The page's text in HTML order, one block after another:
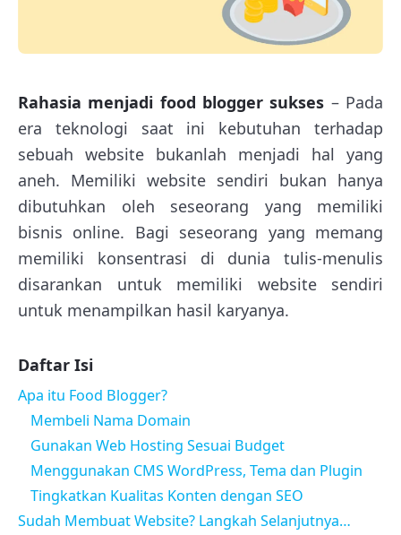
Rahasia menjadi food blogger sukses – Pada
era teknologi saat ini kebutuhan terhadap
sebuah website bukanlah menjadi hal yang
aneh. Memiliki website sendiri bukan hanya
dibutuhkan oleh seseorang yang memiliki
bisnis online. Bagi seseorang yang memang
memiliki konsentrasi di dunia tulis-menulis
disarankan untuk memiliki website sendiri
untuk menampilkan hasil karyanya.
Daftar Isi
Apa itu Food Blogger?
Membeli Nama Domain
Gunakan Web Hosting Sesuai Budget
Menggunakan CMS WordPress, Tema dan Plugin
Tingkatkan Kualitas Konten dengan SEO
Sudah Membuat Website? Langkah Selanjutnya…